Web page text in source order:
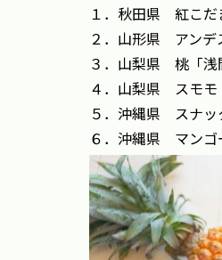
１．秋田県 紅こだ
２．山形県 アンデ
３．山梨県 桃「浅
４．山梨県 スモモ
５．沖縄県 スナッ
６．沖縄県 マンゴ